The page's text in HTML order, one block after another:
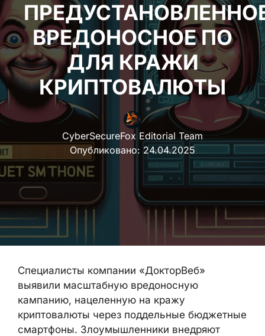
ВРЕДОНОСНОЕ ПО
ДЛЯ КРАЖИ
КРИПТОВАЛЮТЫ
CyberSecureFox Editorial Team
Опубликовано: 24.04.2025
Специалисты компании «ДокторВеб»
выявили масштабную вредоносную
кампанию, нацеленную на кражу
криптовалюты через поддельные бюджетные
смартфоны. Злоумышленники внедряют